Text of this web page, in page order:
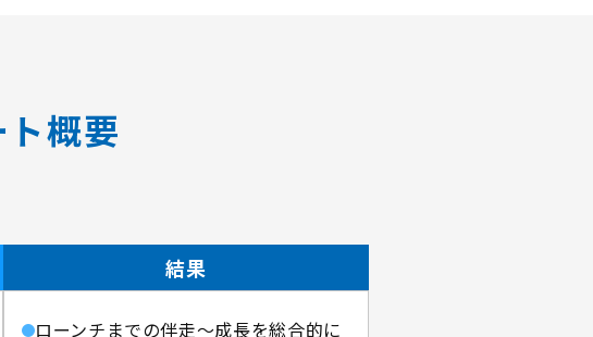
概要
結果
ローンチまでの伴走～成長を総合的に